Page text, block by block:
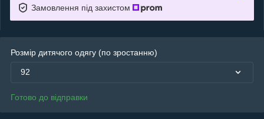
Замовлення під захистом
Розмір дитячого одягу (по зростанню)
92
Готово до відправки